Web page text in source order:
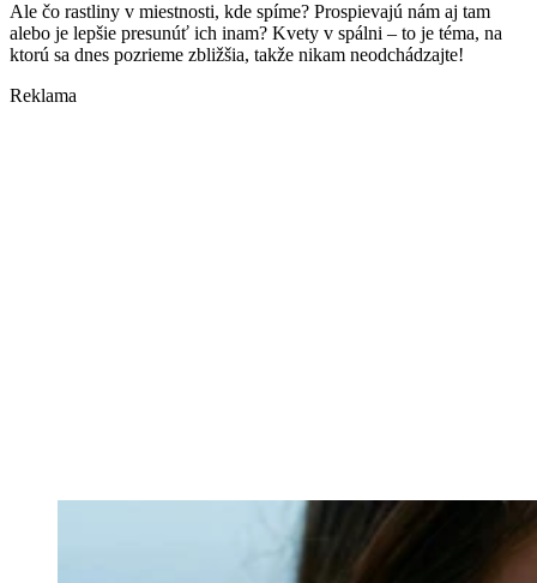
Ale čo rastliny v miestnosti, kde spíme? Prospievajú nám aj tam
alebo je lepšie presunúť ich inam? Kvety v spálni – to je téma, na
ktorú sa dnes pozrieme zbližšia, takže nikam neodchádzajte!
Reklama